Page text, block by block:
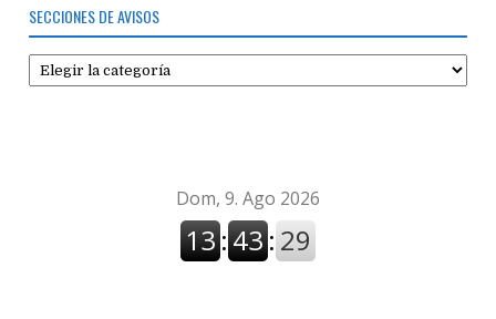
SECCIONES DE AVISOS
Secciones
de